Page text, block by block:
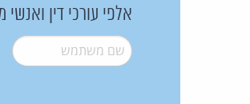
אלפי עורכי דין
שם משתמש*